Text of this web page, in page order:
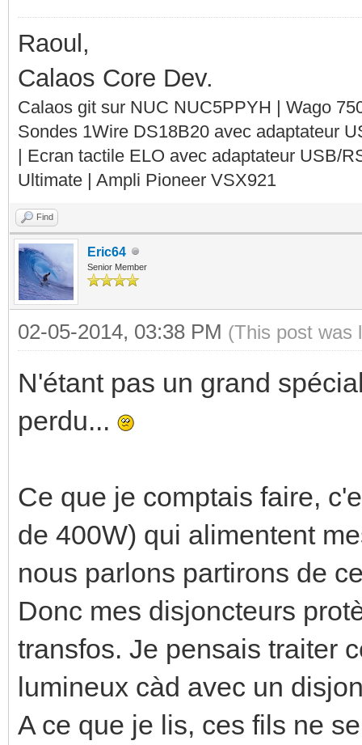
Raoul,
Calaos Core Dev.
Calaos git sur NUC NUC5PPYH | Wago
Sondes 1Wire DS18B20 avec adaptateur
| Ecran tactile ELO avec adaptateur USB/
Ultimate | Ampli Pioneer VSX921
Find
Eric64
Senior Member
02-05-2014, 03:38 PM (This post was
N'étant pas un grand
perdu...
Ce que je comptais faire,
de 400W) qui alimentent
nous parlons partirons de
Donc mes disjoncteurs
transfos. Je pensais traiter
lumineux càd avec un
A ce que je lis, ces fils ne